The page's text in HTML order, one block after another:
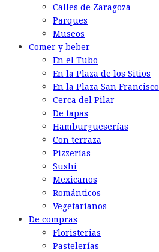
Calles de Zaragoza
Parques
Museos
Comer y beber
En el Tubo
En la Plaza de los Sitios
En la Plaza San Francisco
Cerca del Pilar
De tapas
Hamburgueserías
Con terraza
Pizzerías
Sushi
Mexicanos
Románticos
Vegetarianos
De compras
Floristerias
Pastelerías